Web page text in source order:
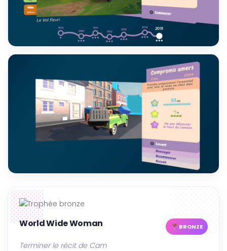
World Wide Woman BRONZE
Terminer le récit de Cam